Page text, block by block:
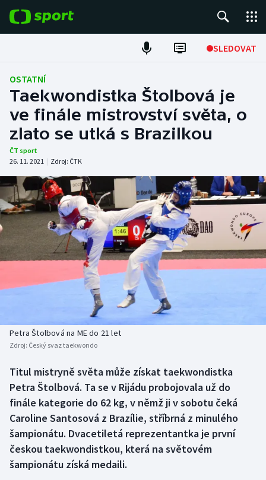
SLEDOVAT
Fotbal
Hokej
Tenis
Atletika
Cyklistika
DALŠÍ SPORTY
Americký fotbal
Baseball a softbal
Biatlon
Box
Curling
Dostihy
Florbal
NEPŘEHLÉDNĚTE
Historické návraty
Aplikace ČT sport
OSTATNÍ
Taekwondistka Štolbová je
ve finále mistrovství světa, o
zlato se utká s Brazilkou
ČT sport
26. 11. 2021 | Zdroj: ČTK
Petra Štolbová na ME do 21 let
Zdroj: Český svaz taekwondo
Titul mistryně světa může získat taekwondistka
Petra Štolbová. Ta se v Rijádu probojovala už do
finále kategorie do 62 kg, v němž ji v sobotu čeká
Caroline Santosová z Brazílie, stříbrná z minulého
šampionátu. Dvacetiletá reprezentantka je první
českou taekwondistkou, která na světovém
šampionátu získá medaili.